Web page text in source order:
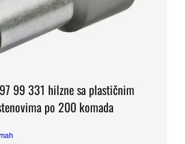
99 331 hilzne sa plastičnim
po 200 komada